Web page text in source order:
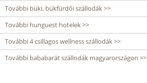
További büki, bükfürdői szállodák >>
További hunguest hotelek >>
További 4 csillagos wellness szállodák >>
További bababarát szállodák magyarországon >>